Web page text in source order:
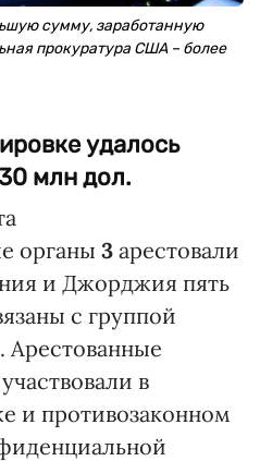
сумму, заработанную
прокуратура США – более
удалось
млн дол.
органы 3 арестовали
и Джорджия пять
с группой
Арестованные
в
и противозаконном